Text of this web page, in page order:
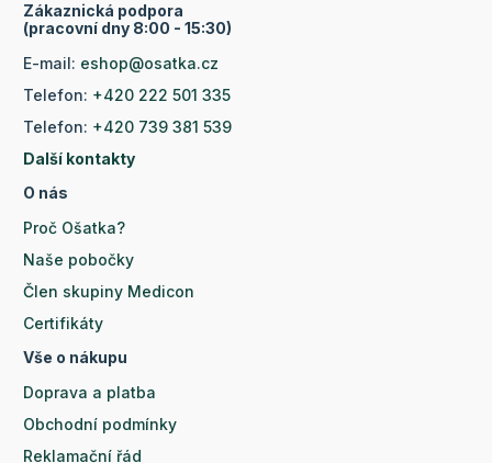
Zákaznická podpora
(pracovní dny 8:00 - 15:30)
E-mail: eshop@osatka.cz
Telefon: +420 222 501 335
Telefon: +420 739 381 539
Další kontakty
O nás
Proč Ošatka?
Naše pobočky
Člen skupiny Medicon
Certifikáty
Vše o nákupu
Doprava a platba
Obchodní podmínky
Reklamační řád